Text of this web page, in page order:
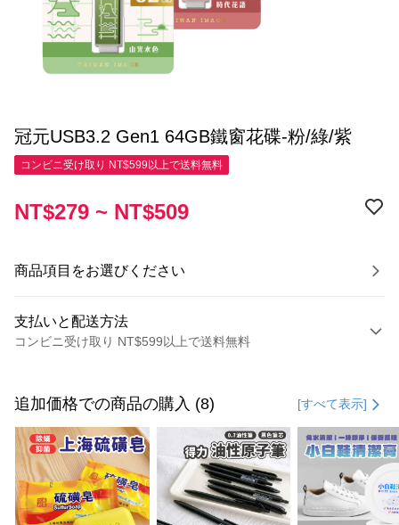
冠元USB3.2 Gen1 64GB鐵窗花碟-粉/綠/紫
コンビニ受け取り NT$599以上で送料無料
NT$279 ~ NT$509
商品項目をお選びください
支払いと配送方法
コンビニ受け取り NT$599以上で送料無料
クレジットカード1回払い
コンビニ店頭代金引換
LINE Pay
Apple Pay
追加価格での商品の購入 (8) [すべて表示]